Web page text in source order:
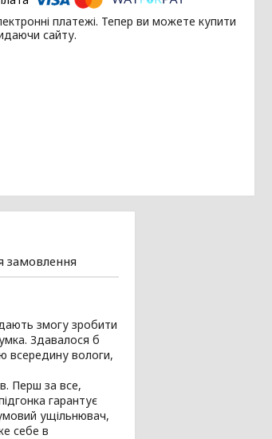
платежі. Тепер ви можете купити
сайту.
замовлення
дають змогу зробити
Здавалося б
всередину вологи,
Перш за все,
гарантує
ущільнювач,
себе в